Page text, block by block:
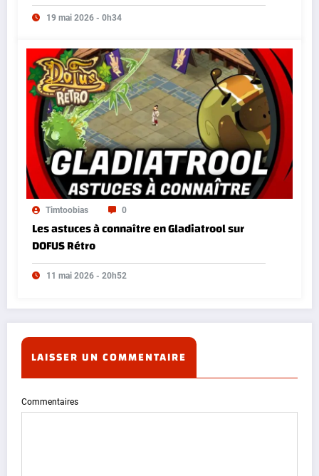
19 mai 2026 - 0h34
Timtoobias 0
Les astuces à connaître en Gladiatrool sur
DOFUS Rétro
11 mai 2026 - 20h52
LAISSER UN COMMENTAIRE
Commentaires